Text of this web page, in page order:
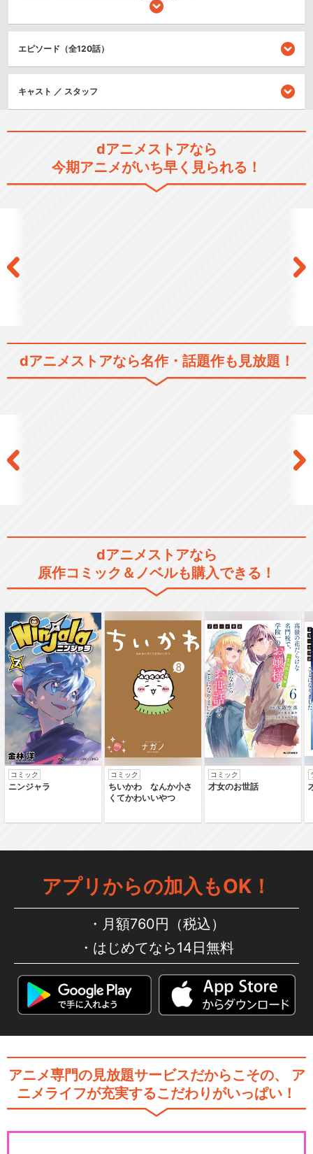
ショート
エピソード（全120話）
キャスト ／ スタッフ
dアニメストアなら
今期アニメがいち早く見られる！
dアニメストアなら名作・話題作も見放題！
dアニメストアなら
原作コミック＆ノベルも購入できる！
コミック
ニンジャラ
コミック
ちいかわ なんか小さ
くてかわいいやつ
コミック
才女のお世話
アプリからの加入もOK！
月額760円（税込）
はじめてなら14日無料
アニメ専門の見放題サービスだからこその、
ア
ニメライフが充実するこだわりがいっぱい！